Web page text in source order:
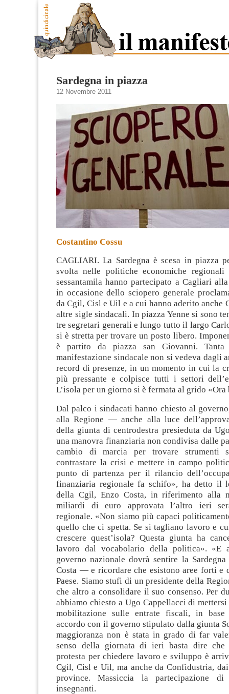
Sardegna in piazza
12 Novembre 2011
Costantino Cossu
CAGLIARI. La Sardegna è scesa in piazza
svolta nelle politiche economiche
sessantamila hanno partecipato a Cagliari
in occasione dello sciopero generale
da Cgil, Cisl e Uil e a cui hanno aderito anche
altre sigle sindacali. In piazza Yenne si sono
tre segretari generali e lungo tutto il largo
si è stretta per trovare un posto libero.
è partito da piazza san Giovanni.
manifestazione sindacale non si vedeva dagli
record di presenze, in un momento in cui la
più pressante e colpisce tutti i settori
L’isola per un giorno si è fermata al grido «Ora
Dal palco i sindacati hanno chiesto al
alla Regione — anche alla luce
della giunta di centrodestra presieduta da
una manovra finanziaria non condivisa dalle
cambio di marcia per trovare strumenti
contrastare la crisi e mettere in campo
punto di partenza per il rilancio
finanziaria regionale fa schifo», ha detto il
della Cgil, Enzo Costa, in riferimento alla
miliardi di euro approvata l’altro ieri
regionale. «Non siamo più capaci
quello che ci spetta. Se si tagliano lavoro e
crescere quest’isola? Questa giunta ha
lavoro dal vocabolario della politica». «E
governo nazionale dovrà sentire la
Costa — e ricordare che esistono aree forti e
Paese. Siamo stufi di un presidente della
che altro a consolidare il suo consenso. Per
abbiamo chiesto a Ugo Cappellacci di
mobilitazione sulle entrate fiscali, in
accordo con il governo stipulato dalla giunta
maggioranza non è stata in grado di far
senso della giornata di ieri basta dire che
protesta per chiedere lavoro e sviluppo è
Cgil, Cisl e Uil, ma anche da Confidustria,
province. Massiccia la partecipazione
insegnanti.